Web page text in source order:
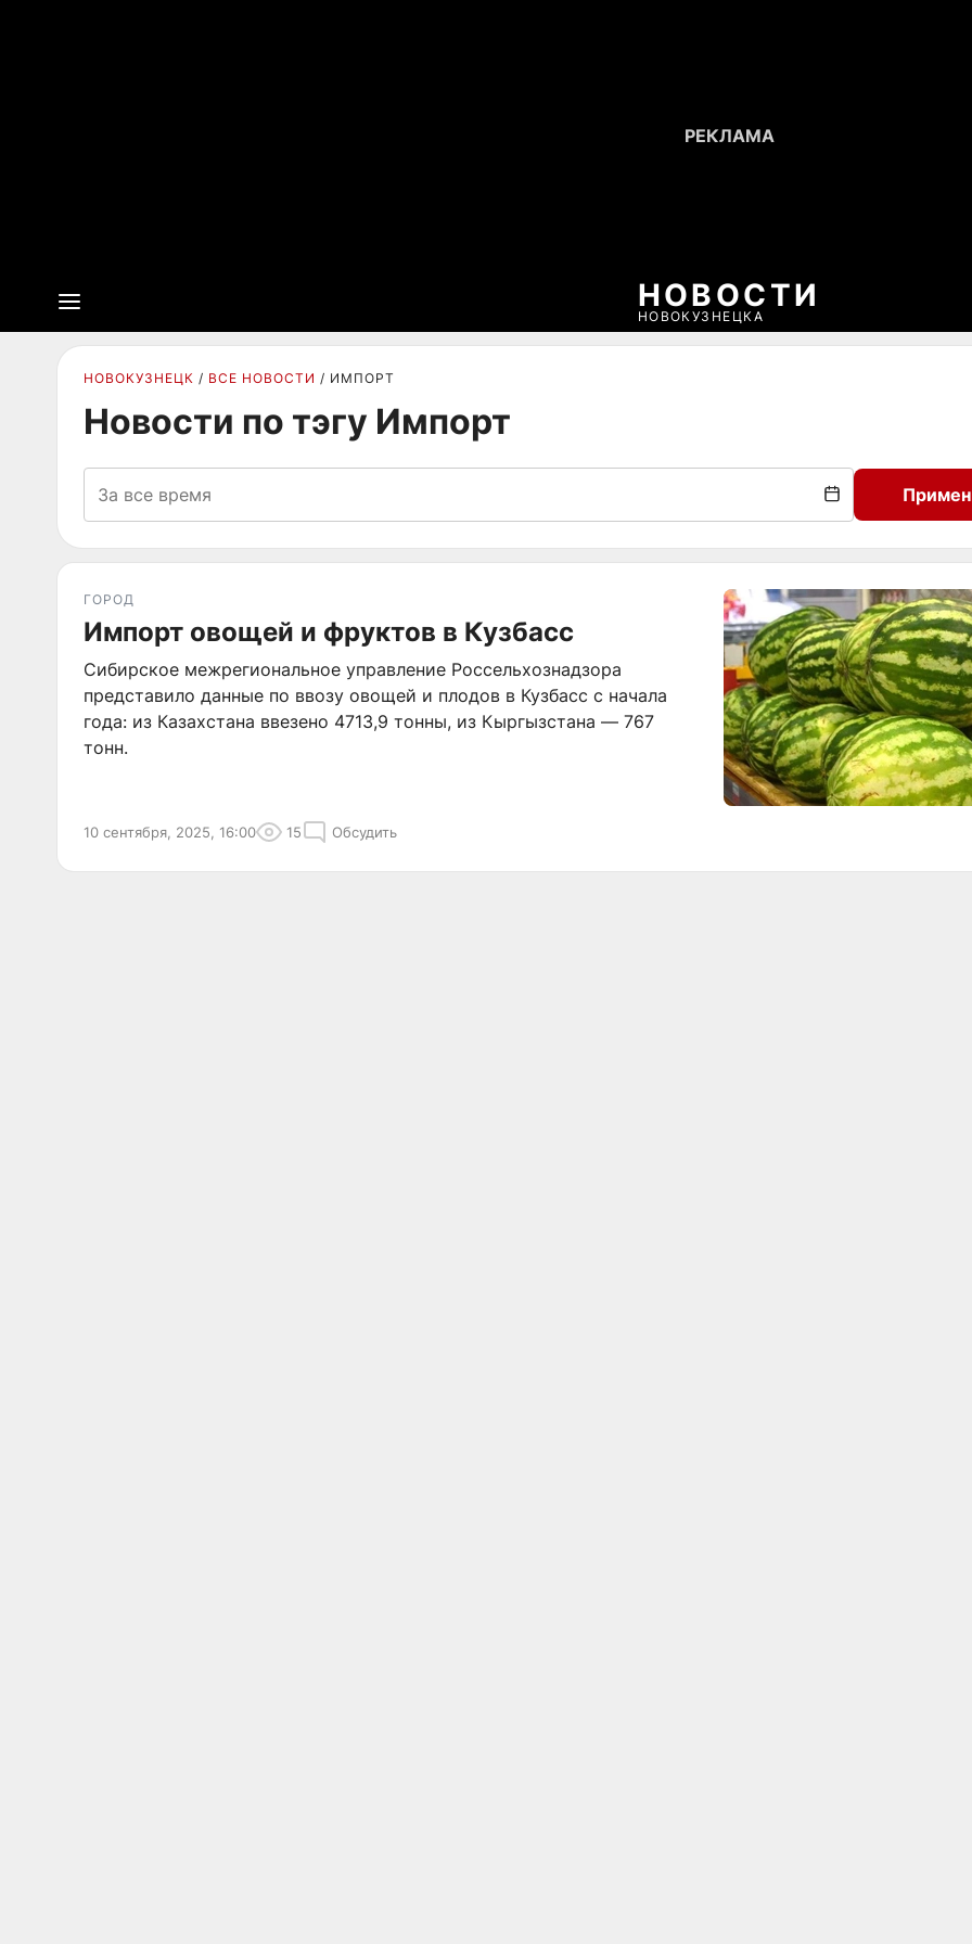
НОВОСТИ
НОВОКУЗНЕЦКА
НОВОКУЗНЕЦК ВСЕ НОВОСТИ ИМПОРТ
Новости по тэгу Импорт
ГОРОД
Импорт овощей и фруктов в Кузбасс
Сибирское межрегиональное управление Россельхознадзора
представило данные по ввозу овощей и плодов в Кузбасс с начала
года: из Казахстана ввезено 4713,9 тонны, из Кыргызстана — 767
тонн.
10 сентября, 2025, 16:00 15 Обсудить